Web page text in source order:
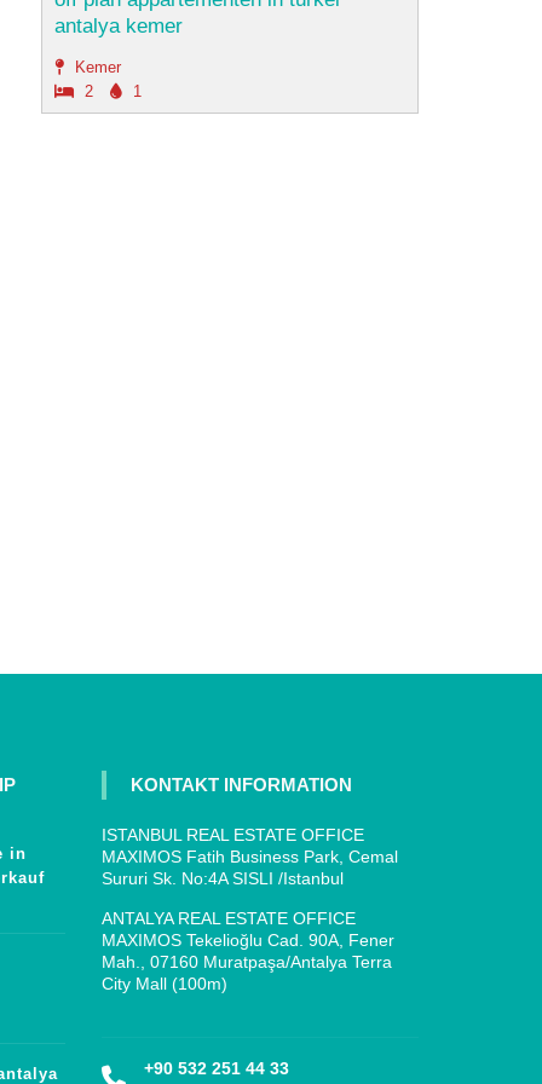
antalya kemer
Kemer
2
1
in
KONTAKT INFORMATION
ISTANBUL REAL ESTATE OFFICE
MAXIMOS Fatih Business Park, Cemal
Sururi Sk. No:4A SISLI /Istanbul
ANTALYA REAL ESTATE OFFICE
MAXIMOS Tekelioğlu Cad. 90A, Fener
Mah., 07160 Muratpaşa/Antalya Terra
City Mall (100m)
+90 532 251 44 33